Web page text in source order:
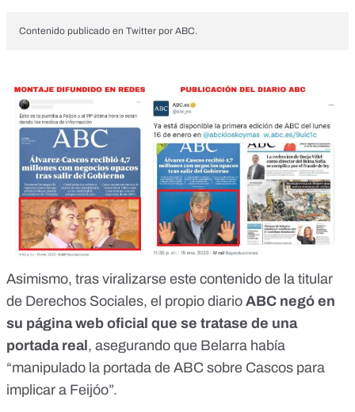
Contenido publicado en Twitter por ABC.
Asimismo, tras viralizarse este contenido de la titular
de Derechos Sociales, el propio diario ABC negó en
su página web oficial que se tratase de una
portada real , asegurando que Belarra había
“manipulado la portada de ABC sobre Cascos para
implicar a Feijóo”.